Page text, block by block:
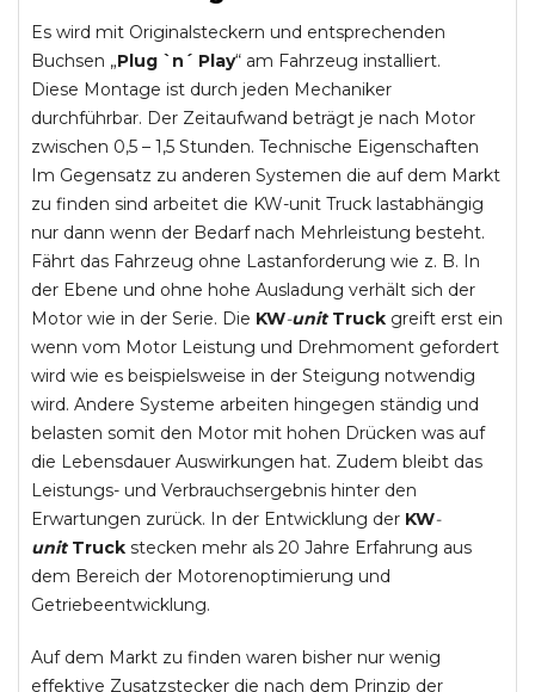
Es wird mit Originalsteckern und entsprechenden
Buchsen „Plug `n´ Play“ am Fahrzeug installiert.
Diese Montage ist durch jeden Mechaniker
durchführbar. Der Zeitaufwand beträgt je nach Motor
zwischen 0,5 – 1,5 Stunden. Technische Eigenschaften
Im Gegensatz zu anderen Systemen die auf dem Markt
zu finden sind arbeitet die KW-unit Truck lastabhängig
nur dann wenn der Bedarf nach Mehrleistung besteht.
Fährt das Fahrzeug ohne Lastanforderung wie z. B. In
der Ebene und ohne hohe Ausladung verhält sich der
Motor wie in der Serie. Die KW-unit Truck greift erst ein
wenn vom Motor Leistung und Drehmoment gefordert
wird wie es beispielsweise in der Steigung notwendig
wird. Andere Systeme arbeiten hingegen ständig und
belasten somit den Motor mit hohen Drücken was auf
die Lebensdauer Auswirkungen hat. Zudem bleibt das
Leistungs- und Verbrauchsergebnis hinter den
Erwartungen zurück. In der Entwicklung der KW-
unit Truck stecken mehr als 20 Jahre Erfahrung aus
dem Bereich der Motorenoptimierung und
Getriebeentwicklung.
Auf dem Markt zu finden waren bisher nur wenig
effektive Zusatzstecker die nach dem Prinzip der